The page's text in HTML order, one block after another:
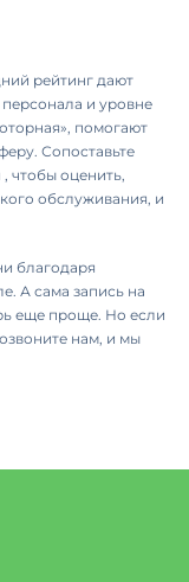
рейтинг дают
и уровне
помогают
Сопоставьте
чтобы оценить,
обслуживания, и
благодаря
А сама запись на
еще проще. Но если
нам, и мы